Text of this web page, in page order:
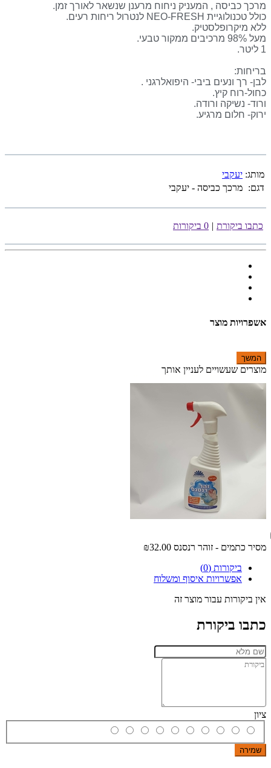
מרכך כביסה , המעניק ניחוח מרענן שנשאר לאורך זמן.
כולל טכנולוגיית NEO-FRESH לנטרול ריחות רעים.
ללא מיקרופלסטיק.
מעל 98% מרכיבים ממקור טבעי.
1 ליטר.
בריחות:
לבן- רך ונעים ביבי- היפואלרגני .
כחול-רוח קיץ.
ורוד- נשיקה ורודה.
ירוק- חלום מרגיע.
מותג: יעקבי
דגם: מרכך כביסה - יעקבי
כתבו ביקורת | 0 ביקורות
אשפרויות מוצר
המשך
מוצרים שעשויים לעניין אותך
מסיר כתמים - זוהר רנסנס ₪32.00
ביקורות (0)
אפשרויות איסוף ומשלוח
אין ביקורות עבור מוצר זה
כתבו ביקורת
ציון
שמירה